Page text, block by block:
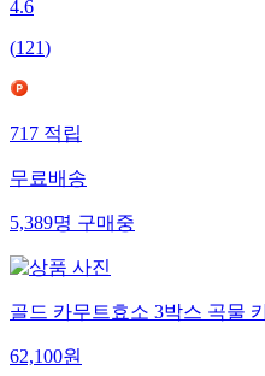
4.6
(121)
717적립
무료배송
5,389명구매중
골드 카무트효소 3박스 곡물
62,100원